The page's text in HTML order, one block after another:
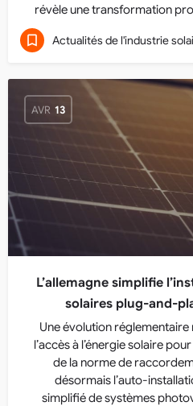
révèle une transformation
Actualités de l'industrie
AVR 13
L’allemagne simplifie
solaires plug-and-
Une évolution
l’accès à l’énergie solaire
de la norme de
désormais l’auto-
simplifié de systèmes